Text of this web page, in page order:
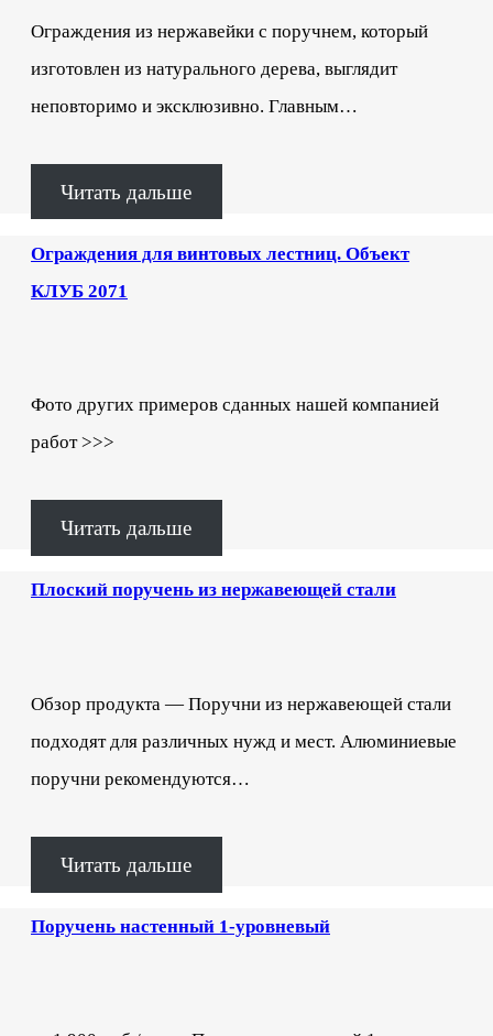
Ограждения из нержавейки с поручнем, который
изготовлен из натурального дерева, выглядит
неповторимо и эксклюзивно. Главным…
Читать дальше
Ограждения для винтовых лестниц. Объект
КЛУБ 2071
Фото других примеров сданных нашей компанией
работ >>>
Читать дальше
Плоский поручень из нержавеющей стали
Обзор продукта — Поручни из нержавеющей стали
подходят для различных нужд и мест. Алюминиевые
поручни рекомендуются…
Читать дальше
Поручень настенный 1-уровневый